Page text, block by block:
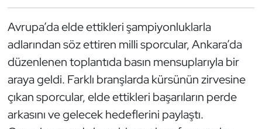
Avrupa’da elde ettikleri şampiyonluklarla
adlarından söz ettiren milli sporcular, Ankara’da
düzenlenen toplantıda basın mensuplarıyla bir
araya geldi. Farklı branşlarda kürsünün zirvesine
çıkan sporcular, elde ettikleri başarıların perde
arkasını ve gelecek hedeflerini paylaştı.
Futbol
Futsal
Genel